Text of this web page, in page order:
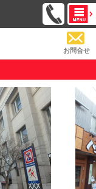
お問合せ